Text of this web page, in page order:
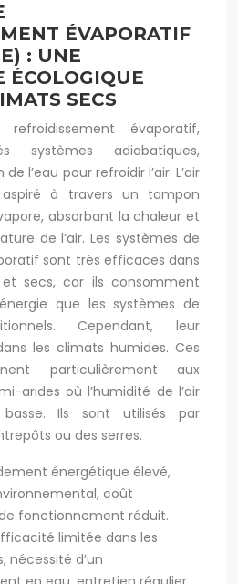
ÉVAPORATIF
: UNE
ÉCOLOGIQUE
SECS
évaporatif,
systèmes adiabatiques,
l’eau pour refroidir l’air. L’air
à travers un tampon
absorbant la chaleur et
de l’air. Les systèmes de
sont très efficaces dans
secs, car ils consomment
que les systèmes de
Cependant, leur
les climats humides. Ces
particulièrement aux
arides où l’humidité de l’air
Ils sont utilisés par
ou des serres.
énergétique élevé,
coût
fonctionnement réduit.
limitée dans les
nécessité d’un